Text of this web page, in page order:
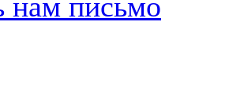
нам письмо